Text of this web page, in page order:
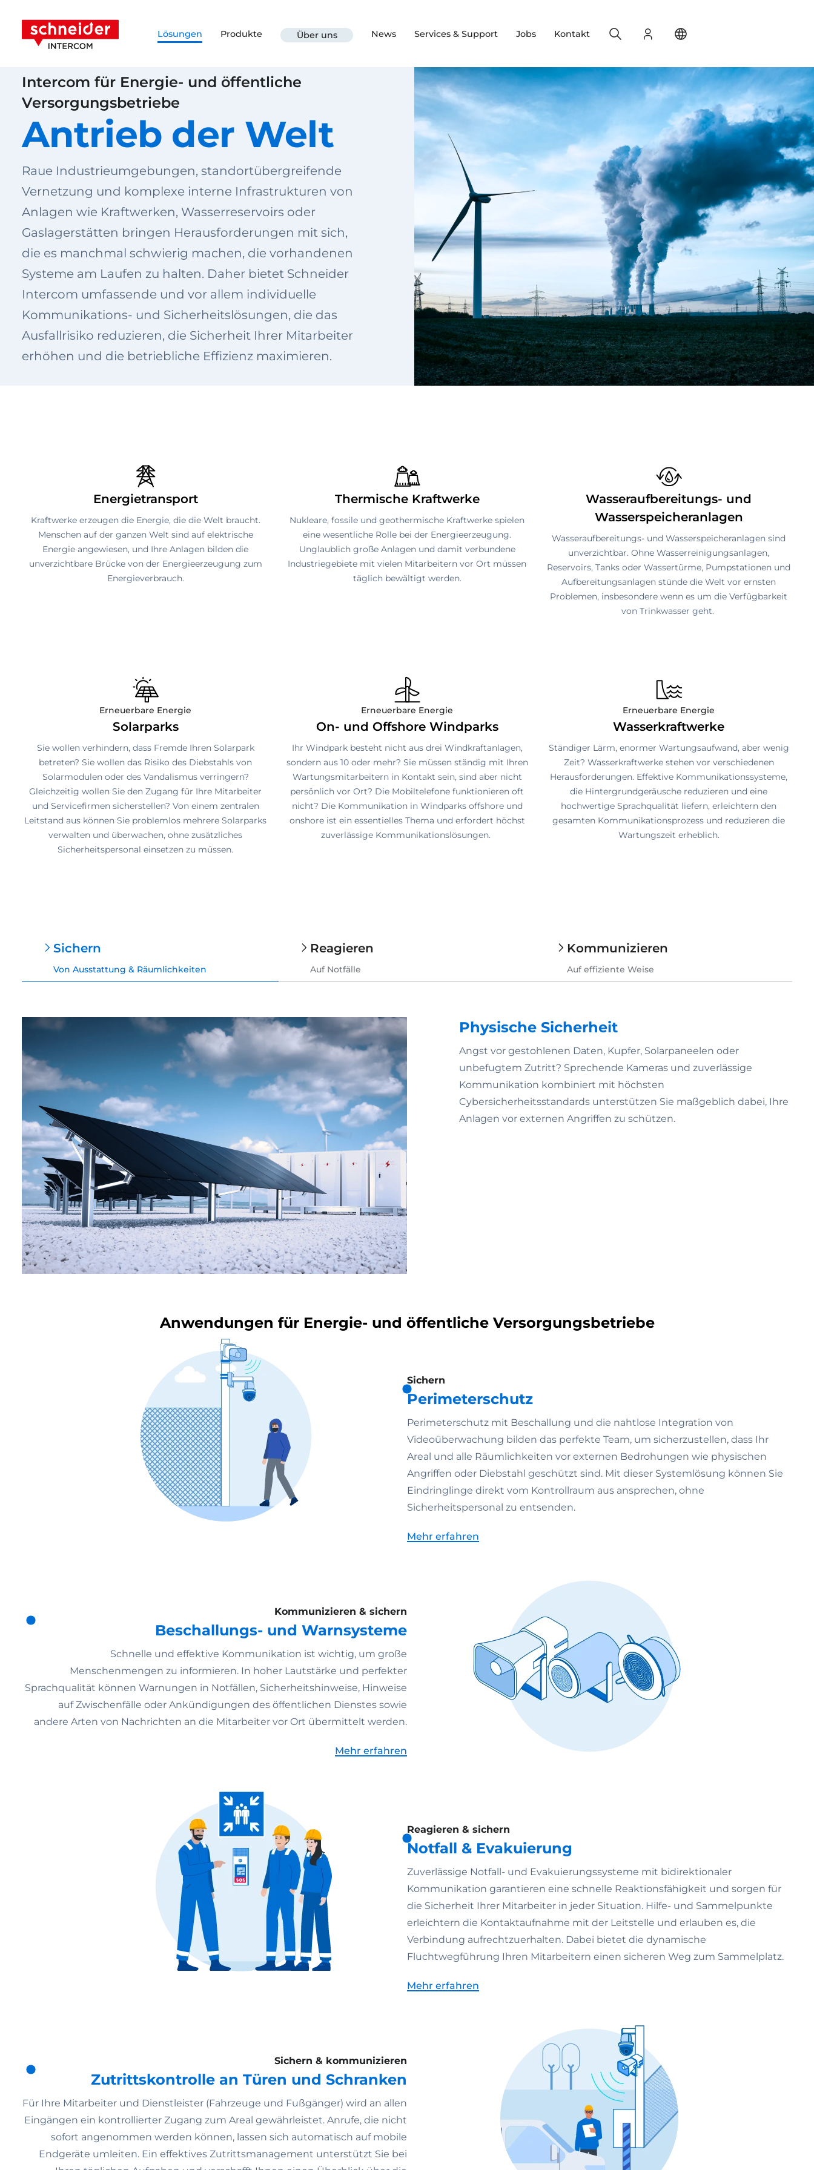
Lösungen Produkte Über uns News Services & Support Jobs Kontakt Login
Search
Intercom für Energie- und öffentliche
Versorgungsbetriebe
Antrieb der Welt
Raue Industrieumgebungen, standortübergreifende
Vernetzung und komplexe interne Infrastrukturen von
Anlagen wie Kraftwerken, Wasserreservoirs oder
Gaslagerstätten bringen Herausforderungen mit sich,
die es manchmal schwierig machen, die vorhandenen
Systeme am Laufen zu halten. Daher bietet Schneider
Intercom umfassende und vor allem individuelle
Kommunikations- und Sicherheitslösungen, die das
Ausfallrisiko reduzieren, die Sicherheit Ihrer Mitarbeiter
erhöhen und die betriebliche Effizienz maximieren.
Energietransport
Kraftwerke erzeugen die Energie, die die Welt braucht.
Menschen auf der ganzen Welt sind auf elektrische
Energie angewiesen, und Ihre Anlagen bilden die
unverzichtbare Brücke von der Energieerzeugung zum
Energieverbrauch.
Thermische Kraftwerke
Nukleare, fossile und geothermische Kraftwerke spielen
eine wesentliche Rolle bei der Energieerzeugung.
Unglaublich große Anlagen und damit verbundene
Industriegebiete mit vielen Mitarbeitern vor Ort müssen
täglich bewältigt werden.
Wasseraufbereitungs- und
Wasserspeicheranlagen
Wasseraufbereitungs- und Wasserspeicheranlagen sind
unverzichtbar. Ohne Wasserreinigungsanlagen,
Reservoirs, Tanks oder Wassertürme, Pumpstationen und
Aufbereitungsanlagen stünde die Welt vor ernsten
Problemen, insbesondere wenn es um die Verfügbarkeit
von Trinkwasser geht.
Erneuerbare Energie
Solarparks
Sie wollen verhindern, dass Fremde Ihren Solarpark
betreten? Sie wollen das Risiko des Diebstahls von
Solarmodulen oder des Vandalismus verringern?
Gleichzeitig wollen Sie den Zugang für Ihre Mitarbeiter
und Servicefirmen sicherstellen? Von einem zentralen
Leitstand aus können Sie problemlos mehrere Solarparks
verwalten und überwachen, ohne zusätzliches
Sicherheitspersonal einsetzen zu müssen.
Erneuerbare Energie
On- und Offshore Windparks
Ihr Windpark besteht nicht aus drei Windkraftanlagen,
sondern aus 10 oder mehr? Sie müssen ständig mit Ihren
Wartungsmitarbeitern in Kontakt sein, sind aber nicht
persönlich vor Ort? Die Mobiltelefone funktionieren oft
nicht? Die Kommunikation in Windparks offshore und
onshore ist ein essentielles Thema und erfordert höchst
zuverlässige Kommunikationslösungen.
Erneuerbare Energie
Wasserkraftwerke
Ständiger Lärm, enormer Wartungsaufwand, aber wenig
Zeit? Wasserkraftwerke stehen vor verschiedenen
Herausforderungen. Effektive Kommunikationssysteme,
die Hintergrundgeräusche reduzieren und eine
hochwertige Sprachqualität liefern, erleichtern den
gesamten Kommunikationsprozess und reduzieren die
Wartungszeit erheblich.
Sichern
Von Ausstattung & Räumlichkeiten
Reagieren
Auf Notfälle
Kommunizieren
Auf effiziente Weise
Physische Sicherheit
Angst vor gestohlenen Daten, Kupfer, Solarpaneelen oder
unbefugtem Zutritt? Sprechende Kameras und zuverlässige
Kommunikation kombiniert mit höchsten
Cybersicherheitsstandards unterstützen Sie maßgeblich dabei, Ihre
Anlagen vor externen Angriffen zu schützen.
Anwendungen für Energie- und öffentliche Versorgungsbetriebe
Sichern
Perimeterschutz
Perimeterschutz mit Beschallung und die nahtlose Integration von
Videoüberwachung bilden das perfekte Team, um sicherzustellen, dass Ihr
Areal und alle Räumlichkeiten vor externen Bedrohungen wie physischen
Angriffen oder Diebstahl geschützt sind. Mit dieser Systemlösung können Sie
Eindringlinge direkt vom Kontrollraum aus ansprechen, ohne
Sicherheitspersonal zu entsenden.
Mehr erfahren
Kommunizieren & sichern
Beschallungs- und Warnsysteme
Schnelle und effektive Kommunikation ist wichtig, um große
Menschenmengen zu informieren. In hoher Lautstärke und perfekter
Sprachqualität können Warnungen in Notfällen, Sicherheitshinweise, Hinweise
auf Zwischenfälle oder Ankündigungen des öffentlichen Dienstes sowie
andere Arten von Nachrichten an die Mitarbeiter vor Ort übermittelt werden.
Mehr erfahren
Reagieren & sichern
Notfall & Evakuierung
Zuverlässige Notfall- und Evakuierungssysteme mit bidirektionaler
Kommunikation garantieren eine schnelle Reaktionsfähigkeit und sorgen für
die Sicherheit Ihrer Mitarbeiter in jeder Situation. Hilfe- und Sammelpunkte
erleichtern die Kontaktaufnahme mit der Leitstelle und erlauben es, die
Verbindung aufrechtzuerhalten. Dabei bietet die dynamische
Fluchtwegführung Ihren Mitarbeitern einen sicheren Weg zum Sammelplatz.
Mehr erfahren
Sichern & kommunizieren
Zutrittskontrolle an Türen und Schranken
Für Ihre Mitarbeiter und Dienstleister (Fahrzeuge und Fußgänger) wird an allen
Eingängen ein kontrollierter Zugang zum Areal gewährleistet. Anrufe, die nicht
sofort angenommen werden können, lassen sich automatisch auf mobile
Endgeräte umleiten. Ein effektives Zutrittsmanagement unterstützt Sie bei